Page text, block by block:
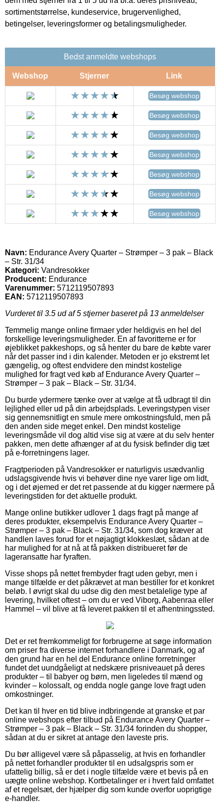
sortimentstørrelse, kundeservice, brugervenlighed,
betingelser, leveringsformer og betalingsmuligheder.
Bedst anmeldte webshops
Webshop Stjerner Link
Besøg webshop
Besøg webshop
Besøg webshop
Besøg webshop
Besøg webshop
Besøg webshop
Besøg webshop
Navn: Endurance Avery Quarter – Strømper – 3 pak – Black
– Str. 31/34
Kategori: Vandresokker
Producent: Endurance
Varenummer: 5712119507893
EAN: 5712119507893
Vurderet til 3.5 ud af 5 stjerner baseret på 13 anmeldelser
Temmelig mange online firmaer yder heldigvis en hel del
forskellige leveringsmuligheder. En af favoritterne er for
øjeblikket pakkeshops, og så henter du bare de købte varer
når det passer ind i din kalender. Metoden er jo ekstremt let
gængelig, og oftest endvidere den mindst kostelige
mulighed for fragt ved køb af Endurance Avery Quarter –
Strømper – 3 pak – Black – Str. 31/34.
Du burde ydermere tænke over at vælge at få udbragt til din
lejlighed eller ud på din arbejdsplads. Leveringstypen viser
sig gennemsnitligt en smule mere omkostningsfuld, men på
den anden side meget enkel. Den mindst kostelige
leveringsmåde vil dog altid vise sig at være at du selv henter
pakken, men dette afhænger af at du fysisk befinder dig tæt
på e-forretningens lager.
Fragtperioden på Vandresokker er naturligvis usædvanlig
udslagsgivende hvis vi behøver dine nye varer lige om lidt,
og i det øjemed er det ret passende at du kigger nærmere på
leveringstiden for det aktuelle produkt.
Mange online butikker udlover 1 dags fragt på mange af
deres produkter, eksempelvis Endurance Avery Quarter –
Strømper – 3 pak – Black – Str. 31/34, som dog kræver at
handlen laves forud for et nøjagtigt klokkeslæt, sådan at de
har mulighed for at nå at få pakken distribueret før de
lageransatte har fyraften.
Visse shops på nettet frembyder fragt uden gebyr, men i
mange tilfælde er det påkrævet at man bestiller for et konkret
beløb. I øvrigt skal du udse dig den mest betalelige type af
levering, hvilket oftest – om du er ved Viborg, Aabenraa eller
Hammel – vil blive at få leveret pakken til et afhentningssted.
Det er ret fremkommeligt for forbrugerne at søge information
om priser fra diverse internet forhandlere i Danmark, og af
den grund har en hel del Endurance online forretninger
fundet det uundgåeligt at nedskære prisniveauet på deres
produkter – til babyer og børn, men ligeledes til mænd og
kvinder – kolossalt, og endda nogle gange love fragt uden
omkostninger.
Det kan til hver en tid blive indbringende at granske et par
online webshops efter tilbud på Endurance Avery Quarter –
Strømper – 3 pak – Black – Str. 31/34 forinden du shopper,
sådan at du er sikret at antage den laveste pris.
Du bør alligevel være så påpasselig, at hvis en forhandler
på nettet forhandler produkter til en udsalgspris som er
ufattelig billig, så er det i nogle tilfælde være et bevis på en
uægte online webshop. Kortbetalinger er i hvert fald omfattet
af et regelsæt, der hjælper dig som kunde overfor uoprigtige
e-handler.